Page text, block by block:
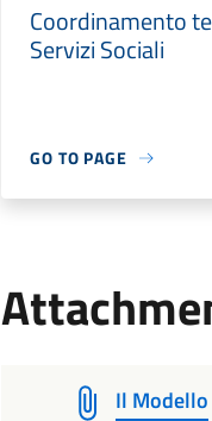
Coordinamento
Servizi Sociali
GO TO PAGE
Il Modello